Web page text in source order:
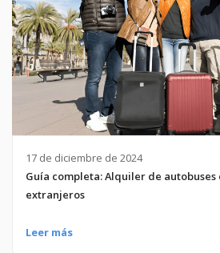
17 de diciembre de 2024
Guía completa: Alquiler de autobuses
extranjeros
Leer más